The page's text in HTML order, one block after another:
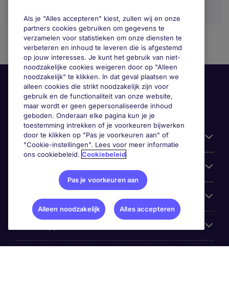
Handige informatie
Google Rating
Als je "Alles accepteren" kiest, zullen wij en onze
partners cookies gebruiken om gegevens te
verzamelen voor statistieken om onze diensten te
verbeteren en inhoud te leveren die is afgestemd
op jouw interesses. Je kunt het gebruik van niet-
noodzakelijke cookies weigeren door op "Alleen
noodzakelijk" te klikken. In dat geval plaatsen we
alleen cookies die strikt noodzakelijk zijn voor
gebruik en de functionaliteit van onze website,
maar wordt er geen gepersonaliseerde inhoud
geboden. Onderaan elke pagina kun je je
toestemming intrekken of je voorkeuren bijwerken
door te klikken op "Pas je voorkeuren aan" of
"Cookie-instellingen". Lees voor meer informatie
ons cookiebeleid. Cookiebeleid
Pas je voorkeuren aan
Alleen noodzakelijk Alles accepteren